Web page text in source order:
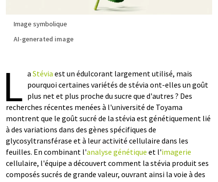
Image symbolique
AI-generated image
L a Stévia est un édulcorant largement utilisé, mais
pourquoi certaines variétés de stévia ont-elles un goût
plus net et plus proche du sucre que d'autres ? Des
recherches récentes menées à l'université de Toyama
montrent que le goût sucré de la stévia est génétiquement lié
à des variations dans des gènes spécifiques de
glycosyltransférase et à leur activité cellulaire dans les
feuilles. En combinant l'analyse génétique et l'imagerie
cellulaire, l'équipe a découvert comment la stévia produit ses
composés sucrés de grande valeur, ouvrant ainsi la voie à des